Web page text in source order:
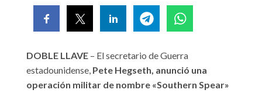
DOBLE LLAVE – El secretario de Guerra
estadounidense, Pete Hegseth, anunció una
operación militar de nombre «Southern Spear»